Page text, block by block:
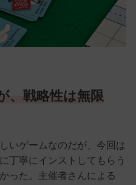
、戦略性は無限
いゲームなのだが、今回は
丁寧にインストしてもらう
った。主催者さんによる